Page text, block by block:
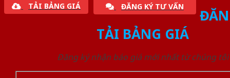
TẢI BẢNG GIÁ ĐĂNG KÝ TƯ VẤN
TẢI BẢNG GIÁ
Đăng ký nhận báo giá mới nhất từ chúng tôi